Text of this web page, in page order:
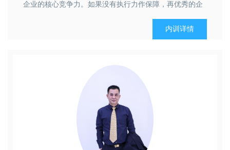
企业的核心竞争力。如果没有执行力作保障，再优秀的企
力的建设是企业形成核心竞争力的关键要素，也是企业跨
内训详情